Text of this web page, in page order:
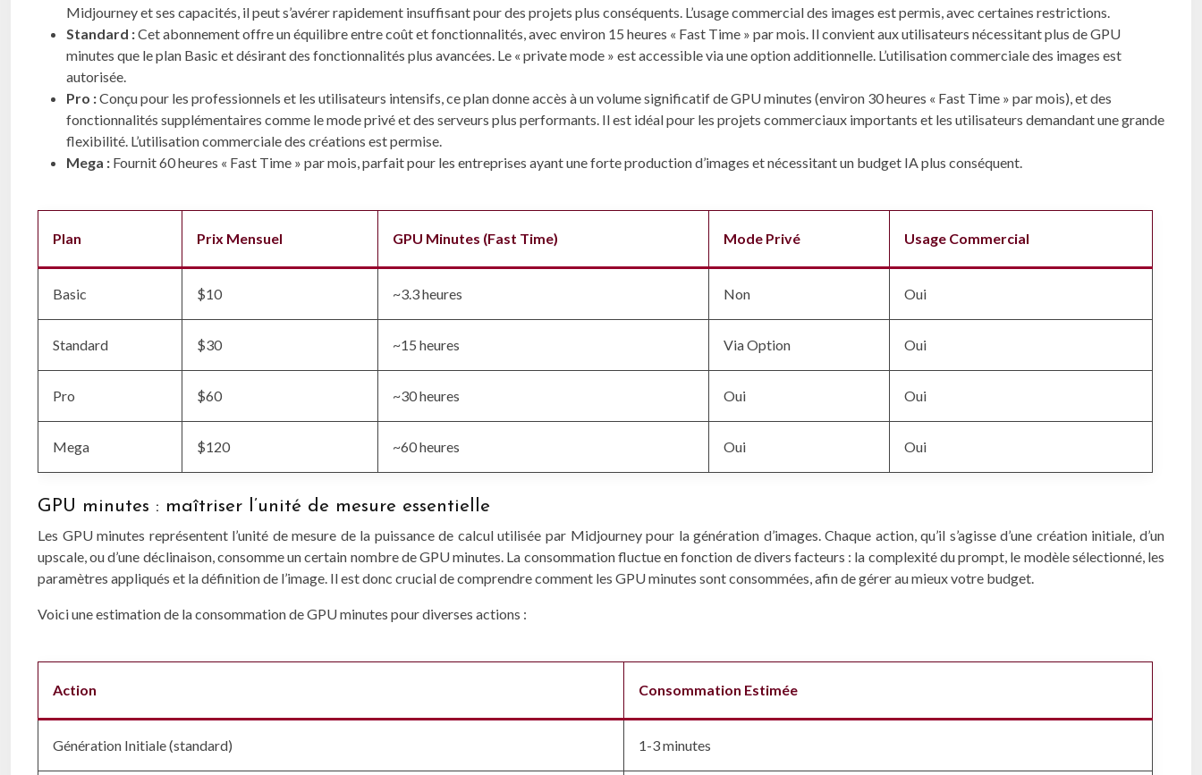
Midjourney et ses capacités, il peut s’avérer rapidement insuffisant pour des projets plus conséquents. L’usage commercial des images est permis, avec certaines restrictions.
Standard :Cet abonnement offre un équilibre entre coût et fonctionnalités, avec environ 15 heures « Fast Time » par mois. Il convient aux utilisateurs nécessitant plus de GPU
minutes que le plan Basic et désirant des fonctionnalités plus avancées. Le « private mode » est accessible via une option additionnelle. L’utilisation commerciale des images est
autorisée.
Pro :Conçu pour les professionnels et les utilisateurs intensifs, ce plan donne accès à un volume significatif de GPU minutes (environ 30 heures « Fast Time » par mois), et des
fonctionnalités supplémentaires comme le mode privé et des serveurs plus performants. Il est idéal pour les projets commerciaux importants et les utilisateurs demandant une grande
flexibilité. L’utilisation commerciale des créations est permise.
Mega : Fournit 60 heures « Fast Time » par mois, parfait pour les entreprises ayant une forte production d’images et nécessitant un budget IA plus conséquent.
Plan Prix Mensuel GPU Minutes (Fast Time) Mode Privé Usage Commercial
Basic $10 ~3.3 heures Non Oui
Standard $30 ~15 heures Via Option Oui
Pro $60 ~30 heures Oui Oui
Mega $120 ~60 heures Oui Oui
GPU minutes : maîtriser l’unité de mesure essentielle
Les GPU minutes représentent l’unité de mesure de la puissance de calcul utilisée par Midjourney pour la génération d’images. Chaque action, qu’il s’agisse d’une création initiale, d’un
upscale, ou d’une déclinaison, consomme un certain nombre de GPU minutes. La consommation fluctue en fonction de divers facteurs : la complexité du prompt, le modèle sélectionné, les
paramètres appliqués et la définition de l’image. Il est donc crucial de comprendre comment les GPU minutes sont consommées, afin de gérer au mieux votre budget.
Voici une estimation de la consommation de GPU minutes pour diverses actions :
Action Consommation Estimée
Génération Initiale (standard) 1-3 minutes